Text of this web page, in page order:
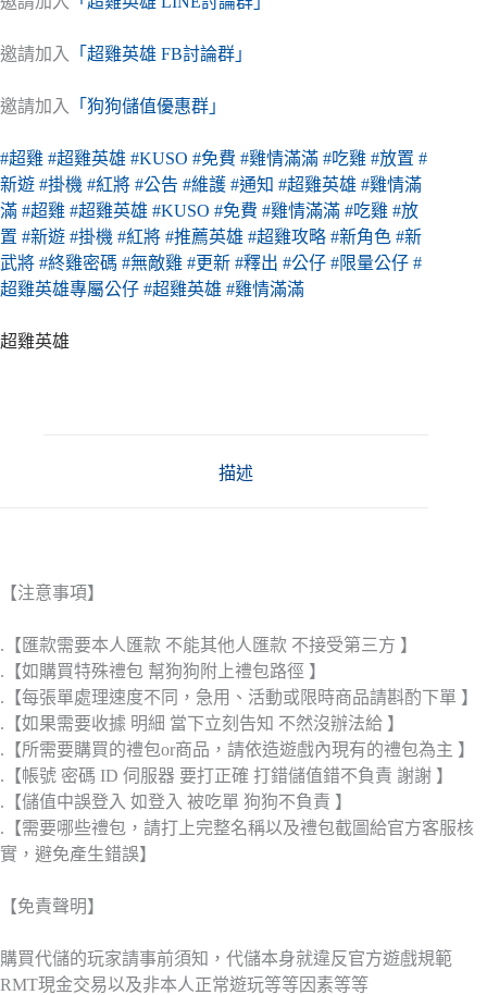
邀請加入 「超雞英雄 FB討論群」
邀請加入 「狗狗儲值優惠群」
#超雞 #超雞英雄 #KUSO #免費 #雞情滿滿 #吃雞 #放置 #
新遊 #掛機 #紅將 #公告 #維護 #通知 #超雞英雄 #雞情滿
滿 #超雞 #超雞英雄 #KUSO #免費 #雞情滿滿 #吃雞 #放
置 #新遊 #掛機 #紅將 #推薦英雄 #超雞攻略 #新角色 #新
武將 #終雞密碼 #無敵雞 #更新 #釋出 #公仔 #限量公仔 #
超雞英雄專屬公仔 #超雞英雄 #雞情滿滿
超雞英雄
描述
【注意事項】
.【匯款需要本人匯款 不能其他人匯款 不接受第三方 】
.【如購買特殊禮包 幫狗狗附上禮包路徑 】
.【每張單處理速度不同，急用、活動或限時商品請斟酌下單 】
.【如果需要收據 明細 當下立刻告知 不然沒辦法給 】
.【所需要購買的禮包or商品，請依造遊戲內現有的禮包為主 】
.【帳號 密碼 ID 伺服器 要打正確 打錯儲值錯不負責 謝謝 】
.【儲值中誤登入 如登入 被吃單 狗狗不負責 】
.【需要哪些禮包，請打上完整名稱以及禮包截圖給官方客服核
實，避免產生錯誤】
【免責聲明】
購買代儲的玩家請事前須知，代儲本身就違反官方遊戲規範
RMT現金交易以及非本人正常遊玩等等因素等等